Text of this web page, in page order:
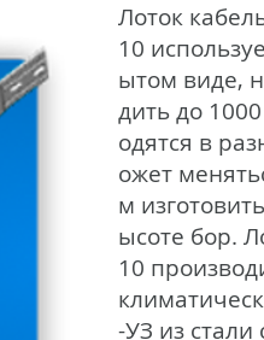
Лоток
10
ытом виде,
дить до
одятся в
ожет
м
ысоте бор.
10
-УЗ из